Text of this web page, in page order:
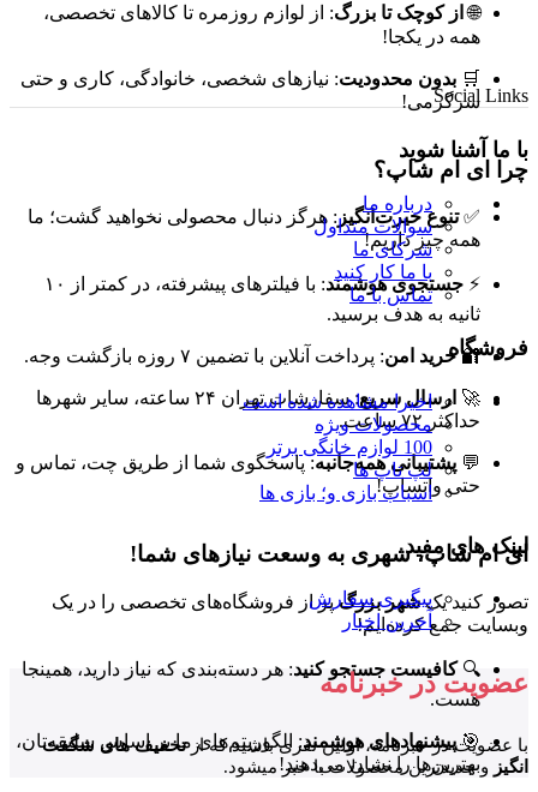
🌐 از کوچک تا بزرگ: از لوازم روزمره تا کالاهای تخصصی،
همه در یکجا!
🛒 بدون محدودیت: نیازهای شخصی، خانوادگی، کاری و حتی
سرگرمی!
چرا ای ام شاپ؟
✅تنوع حیرت‌انگیز: هرگز دنبال محصولی نخواهید گشت؛ ما
همه چیز داریم!
⚡ جستجوی هوشمند
: با فیلترهای پیشرفته، در کمتر از ۱۰
ثانیه به هدف برسید.
🔐خرید امن: پرداخت آنلاین با تضمین ۷ روزه بازگشت وجه.
🚀 ارسال سریع
: سفارشات تهران ۲۴ ساعته، سایر شهرها
حداکثر ۷۲ ساعت.
💬 پشتیبانی همه‌جانبه: پاسخگوی شما از طریق چت، تماس و
حتی واتساپ!
ای ام شاپ، شهری به وسعت نیازهای شما!
تصور کنید یکشهر بزرگپر از فروشگاه‌های تخصصی را در یک
وبسایت جمع کرده‌ایم!
🔍کافیست جستجو کنید: هر دسته‌بندی که نیاز دارید، همینجا
هست.
🎯پیشنهادهای هوشمند: الگوریتم‌های ما بر اساس سلیقه‌تان،
بهترین‌ها را نشان می‌دهند!
Social Links
با ما آشنا شوید
درباره ما
سوالات متداول
شرکای ما
با ما کار کنید
تماس با ما
فروشگاه
اخیرا مشاهده شده است
محصولات ویژه
100 لوازم خانگی برتر
لپ تاپ ها
اسباب بازی و؛ بازی ها
لینک های مفید
پیگیری سفارش
آخرین اخبار
عضویت در خبرنامه
با عضویت در خبرنامه، اولین نفری باشید که ازتخفیف های شگفت
انگیز و جدیدترین محصولات با خبر میشود.